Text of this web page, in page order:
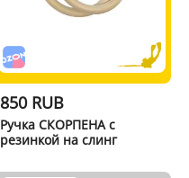
850 RUB
Ручка СКОРПЕНА с
резинкой на слинг